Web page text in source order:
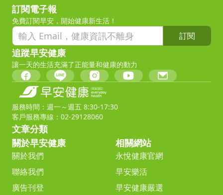
訂閱電子報
免費訂閱早安，開始健康新生活！
訂閱
追蹤早安健康
讓一天的生活充滿了正能量和健康的動力
服務時間：週一～週五 8:30-17:30
客戶服務專線：02-29128060
文章分類
關於早安健康
關於我們
聯絡我們
廣告刊登
相關網站
永悅健康官網
早安樂活
早安健康嚴選